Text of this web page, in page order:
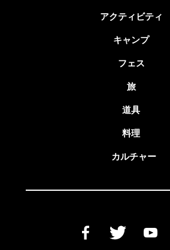
アクティビティ
キャンプ
フェス
旅
道具
料理
カルチャー